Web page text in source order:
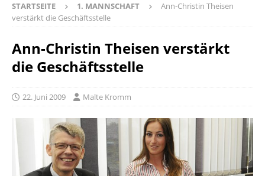
STARTSEITE 1. MANNSCHAFT
Ann-Christin Theisen
verstärkt die Geschäftsstelle
Ann-Christin Theisen verstärkt
die Geschäftsstelle
22. Juni 2009 Malte Kromm